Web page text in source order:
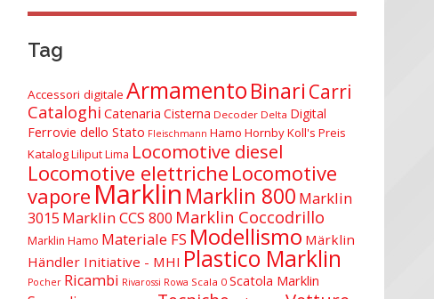
Tag
Accessori digitale ArmamentoBinari Carri
Cataloghi Catenaria Cisterna Decoder Delta Digital
Ferrovie dello Stato Fleischmann Hamo HornbyKoll's Preis
KatalogLiliputLima Locomotive diesel
Locomotive elettriche Locomotive
vapore Marklin Marklin 800 Marklin
3015 Marklin CCS 800 Marklin Coccodrillo
Marklin Hamo Materiale FS Modellismo Märklin
Händler Initiative - MHI Plastico Marklin
Pocher Ricambi Rivarossi Rowa Scala 0 Scatola Marklin